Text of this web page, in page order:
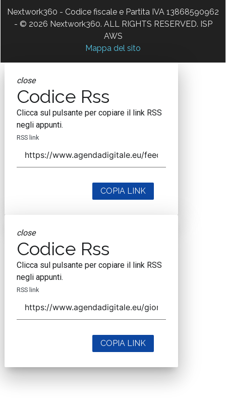
Nextwork360 - Codice fiscale e Partita IVA 13868590962
- © 2026 Nextwork360. ALL RIGHTS RESERVED. ISP
AWS
Mappa del sito
close
Codice Rss
Clicca sul pulsante per copiare il link RSS
negli appunti.
RSS link
COPIA LINK
close
Codice Rss
Clicca sul pulsante per copiare il link RSS
negli appunti.
RSS link
COPIA LINK